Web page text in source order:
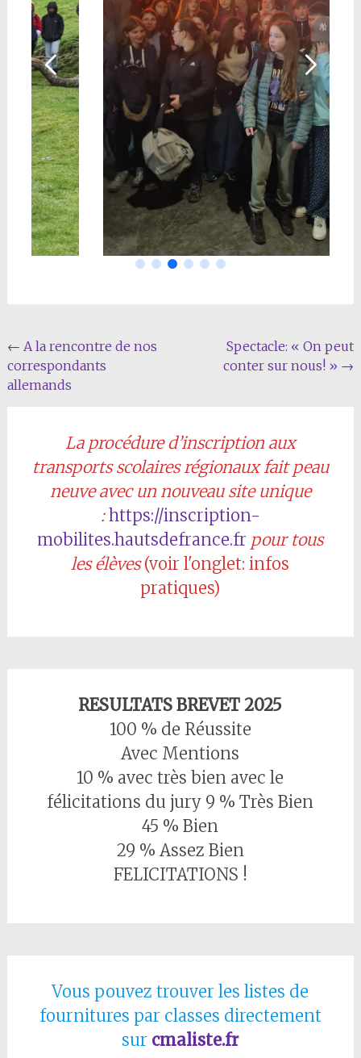
Navigation
de
← A la rencontre de nos
correspondants
allemands
Spectacle: « On peut
conter sur nous! » →
La procédure d’inscription aux
transports scolaires régionaux fait peau
neuve avec un nouveau site unique
:https://inscription-
mobilites.hautsdefrance.fr pour tous
les élèves(voir l'onglet: infos
pratiques)
RESULTATS BREVET 2025
100 % de Réussite
Avec Mentions
10 % avec très bien avec le
félicitations du jury 9 % Très Bien
45 % Bien
29 % Assez Bien
FELICITATIONS !
Vous pouvez trouver les listes de
fournitures par classes directement
sur cmaliste.fr